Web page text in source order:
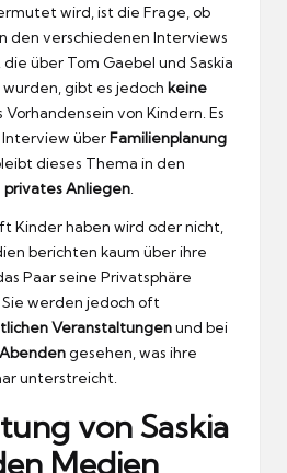
wird, ist die Frage, ob
den verschiedenen Interviews
über Tom Gaebel und Saskia
gibt es jedoch keine
Vorhandensein von Kindern. Es
überFamilienplanung
dieses Thema in den
privates Anliegen
Kinder haben wird oder nicht,
berichten kaum über ihre
Paar seine Privatsphäre
werden jedoch oft
Veranstaltungenund bei
gesehen, was ihre
unterstreicht.
von Saskia
Medien